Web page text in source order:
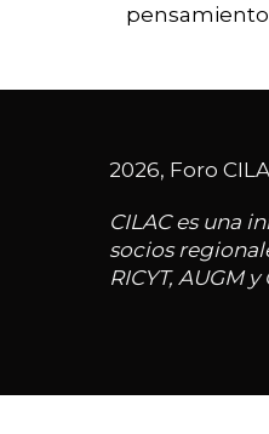
2026, Foro
CILAC es una
socios
RICYT, AUGM y